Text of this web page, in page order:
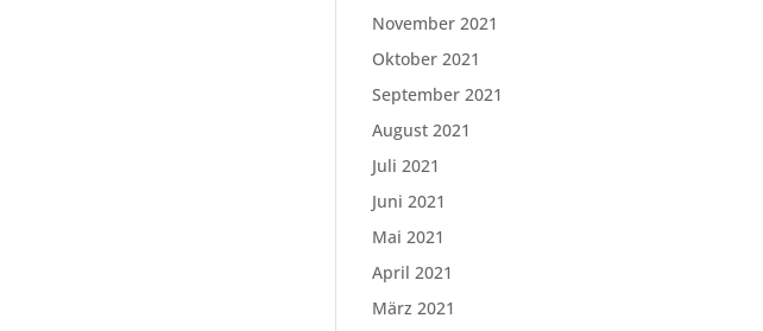
November 2021
Oktober 2021
September 2021
August 2021
Juli 2021
Juni 2021
Mai 2021
April 2021
März 2021